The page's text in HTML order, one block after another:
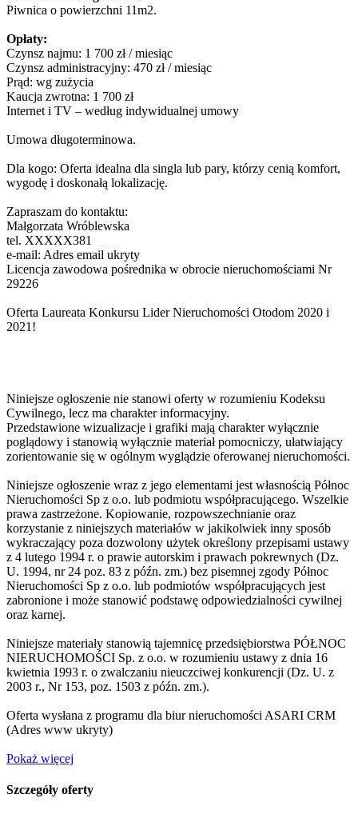
Piwnica o powierzchni 11m2.
Opłaty:
Czynsz najmu: 1 700 zł / miesiąc
Czynsz administracyjny: 470 zł / miesiąc
Prąd: wg zużycia
Kaucja zwrotna: 1 700 zł
Internet i TV – według indywidualnej umowy
Umowa długoterminowa.
Dla kogo: Oferta idealna dla singla lub pary, którzy cenią komfort,
wygodę i doskonałą lokalizację.
Zapraszam do kontaktu:
Małgorzata Wróblewska
tel. XXXXX381
e-mail: Adres email ukryty
Licencja zawodowa pośrednika w obrocie nieruchomościami Nr
29226
Oferta Laureata Konkursu Lider Nieruchomości Otodom 2020 i
2021!
Niniejsze ogłoszenie nie stanowi oferty w rozumieniu Kodeksu
Cywilnego, lecz ma charakter informacyjny.
Przedstawione wizualizacje i grafiki mają charakter wyłącznie
poglądowy i stanowią wyłącznie materiał pomocniczy, ułatwiający
zorientowanie się w ogólnym wyglądzie oferowanej nieruchomości.
Niniejsze ogłoszenie wraz z jego elementami jest własnością Północ
Nieruchomości Sp z o.o. lub podmiotu współpracującego. Wszelkie
prawa zastrzeżone. Kopiowanie, rozpowszechnianie oraz
korzystanie z niniejszych materiałów w jakikolwiek inny sposób
wykraczający poza dozwolony użytek określony przepisami ustawy
z 4 lutego 1994 r. o prawie autorskim i prawach pokrewnych (Dz.
U. 1994, nr 24 poz. 83 z późn. zm.) bez pisemnej zgody Północ
Nieruchomości Sp z o.o. lub podmiotów współpracujących jest
zabronione i może stanowić podstawę odpowiedzialności cywilnej
oraz karnej.
Niniejsze materiały stanowią tajemnicę przedsiębiorstwa PÓŁNOC
NIERUCHOMOŚCI Sp. z o.o. w rozumieniu ustawy z dnia 16
kwietnia 1993 r. o zwalczaniu nieuczciwej konkurencji (Dz. U. z
2003 r., Nr 153, poz. 1503 z późn. zm.).
Oferta wysłana z programu dla biur nieruchomości ASARI CRM
(Adres www ukryty)
Pokaż więcej
Szczegóły oferty